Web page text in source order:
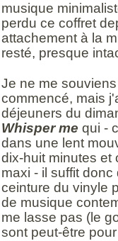
musique
perdu ce coffret
attachement à la
resté, presque
Je ne me
commencé, mais
déjeuners du
Whisper me qui -
dans une lent
dix-huit minutes et
maxi - il suffit
ceinture du vinyle
de musique
me lasse pas (le
sont peut-être